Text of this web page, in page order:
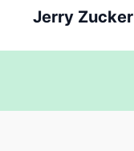
Jerry Zucker